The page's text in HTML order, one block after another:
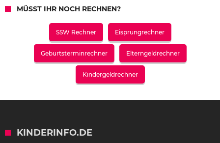
MÜSST IHR NOCH RECHNEN?
SSW Rechner Eisprungrechner
Geburtsterminrechner Elterngeldrechner
Kindergeldrechner
KINDERINFO.DE